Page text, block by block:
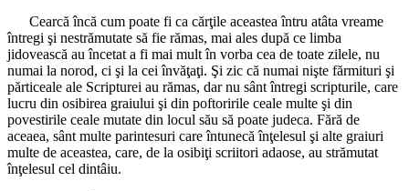
Cearcă încă cum poate fi ca cărţile aceastea întru atâta vreame
întregi şi nestrămutate să fie rămas, mai ales după ce limba
jidovească au încetat a fi mai mult în vorba cea de toate zilele, nu
numai la norod, ci şi la cei învăţaţi. Şi zic că numai nişte fărmituri şi
părticeale ale Scripturei au rămas, dar nu sânt întregi scripturile, care
lucru din osibirea graiului şi din poftoririle ceale multe şi din
povestirile ceale mutate din locul său să poate judeca. Fără de
aceaea, sânt multe parintesuri care întunecă înţelesul şi alte graiuri
multe de aceastea, care, de la osibiţi scriitori adaose, au strămutat
înţelesul cel dintâiu.